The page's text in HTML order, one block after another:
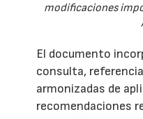
modificaciones
El documento
consulta,
armonizadas de
recomendaciones